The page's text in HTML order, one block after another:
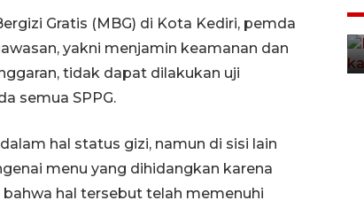
Gratis (MBG) di Kota Kediri, pemda
yakni menjamin keamanan dan
tidak dapat dilakukan uji
semua SPPG.
hal status gizi, namun di sisi lain
menu yang dihidangkan karena
hal tersebut telah memenuhi
5 Agustus 2026 22:18